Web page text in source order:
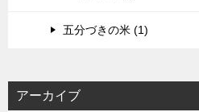
五分づきの米 (1)
アーカイブ